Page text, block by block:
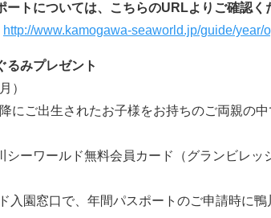
トについては、こちらのURLよりご確認く
http://www.kamogawa-seaworld.jp/guide/year/
みプレゼント
）
ご出生されたお子様をお持ちのご両親の中
シーワールド無料会員カード（グランビレッ
入園窓口で、年間パスポートのご申請時に